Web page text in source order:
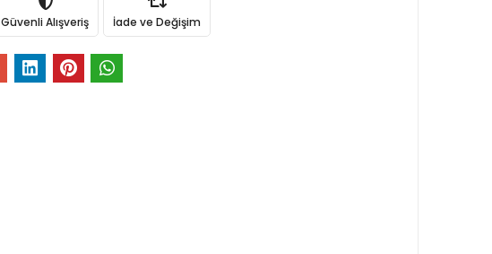
Güvenli Alışveriş İade ve Değişim